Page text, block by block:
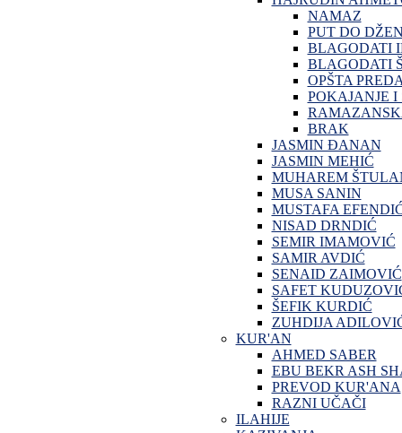
NAMAZ
PUT DO
BLAGODATI
BLAGODATI
OPŠTA
POKAJANJE I
BRAK
JASMIN ĐANAN
JASMIN MEHIĆ
MUHAREM
MUSA SANIN
MUSTAFA
NISAD DRNDIĆ
SEMIR IMAMOVIĆ
SAMIR AVDIĆ
SENAID ZAIMOVIĆ
SAFET
ŠEFIK KURDIĆ
ZUHDIJA
KUR'AN
AHMED SABER
EBU BEKR ASH
PREVOD KUR'ANA
RAZNI UČAČI
ILAHIJE